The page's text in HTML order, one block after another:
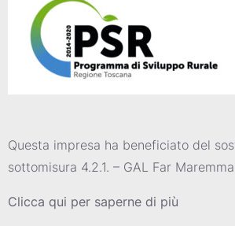
Questa impresa ha beneficiato del
sottomisura 4.2.1. – GAL Far
Clicca qui per saperne di più